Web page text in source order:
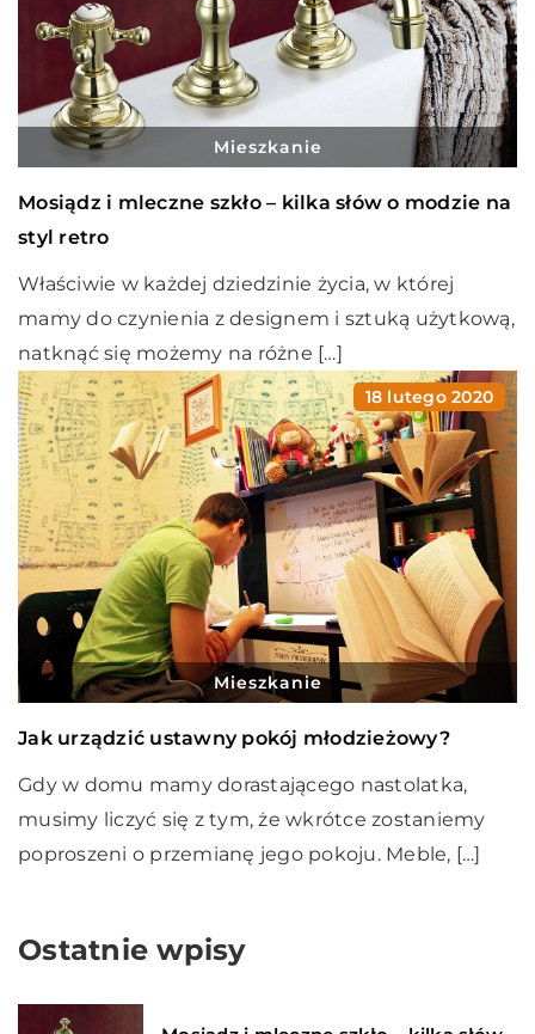
Mieszkanie
Mosiądz i mleczne szkło – kilka słów o modzie na
styl retro
Właściwie w każdej dziedzinie życia, w której
mamy do czynienia z designem i sztuką użytkową,
natknąć się możemy na różne […]
18 lutego 2020
Mieszkanie
Jak urządzić ustawny pokój młodzieżowy?
Gdy w domu mamy dorastającego nastolatka,
musimy liczyć się z tym, że wkrótce zostaniemy
poproszeni o przemianę jego pokoju. Meble, […]
Ostatnie wpisy